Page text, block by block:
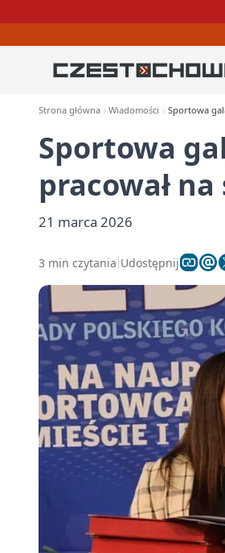
Strona główna Wiadomości Sportowa
Sportowa
pracował
21 marca 2026
3 min czytania Udostępnij